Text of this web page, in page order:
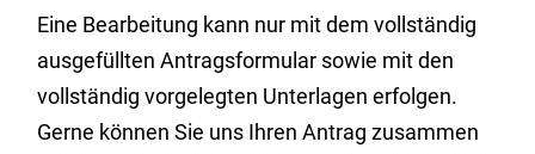
Eine Bearbeitung kann nur mit dem vollständig
ausgefüllten Antragsformular sowie mit den
vollständig vorgelegten Unterlagen erfolgen.
Gerne können Sie uns Ihren Antrag zusammen